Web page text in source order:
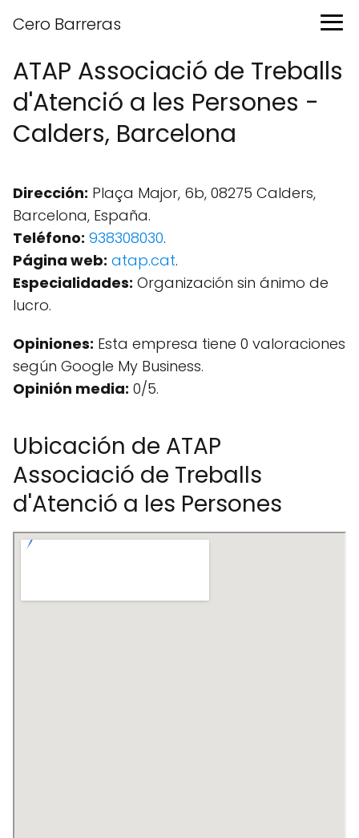
Cero Barreras
ATAP Associació de Treballs
d'Atenció a les Persones -
Calders, Barcelona
Dirección: Plaça Major, 6b, 08275 Calders,
Barcelona, España.
Teléfono: 938308030.
Página web: atap.cat.
Especialidades: Organización sin ánimo de
lucro.
Opiniones: Esta empresa tiene 0 valoraciones
según Google My Business.
Opinión media: 0/5.
Ubicación de ATAP
Associació de Treballs
d'Atenció a les Persones